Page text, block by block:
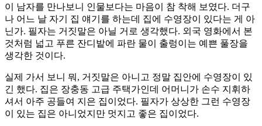
이 남자를 만나보니 인물보다는 마음이 참 착해 보였다. 더구
나 어느 날 자기 집 얘기를 하는데 집에 수영장이 있다는 게 아
닌가. 필자는 거짓말은 아닐 거로 생각했다. 외국 영화에서 본
것처럼 넓고 푸른 잔디밭에 파란 물이 출렁이는 예쁜 풀장을
생각한 것이다.
실제 가서 보니 뭐, 거짓말은 아니고 정말 집안에 수영장이 있
긴 했다. 집은 장충동 고급 주택가인데 어머니가 손수 지휘하
셔서 아주 공들여 지은 집이었다. 필자가 상상한 그런 수영장
이 있는 집은 아니었지만 멋지고 좋은 집이었다.